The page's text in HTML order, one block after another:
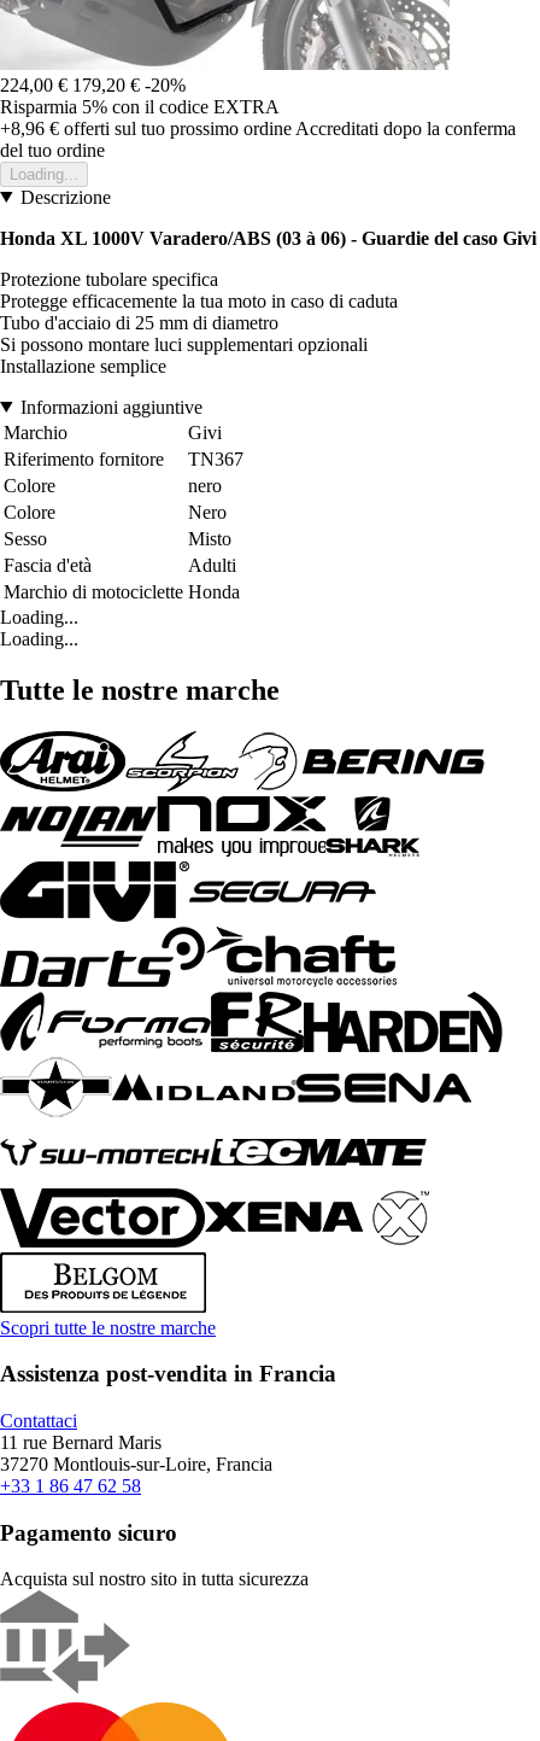
224,00 € 179,20 € -20%
Risparmia 5% con il codice EXTRA
+8,96 € offerti sul tuo prossimo ordine Accreditati dopo la conferma
del tuo ordine
Loading...
Descrizione
Honda XL 1000V Varadero/ABS (03 à 06) - Guardie del caso Givi
Protezione tubolare specifica
Protegge efficacemente la tua moto in caso di caduta
Tubo d'acciaio di 25 mm di diametro
Si possono montare luci supplementari opzionali
Installazione semplice
Informazioni aggiuntive
Marchio
Givi
Riferimento fornitore
TN367
Colore
nero
Colore
Nero
Sesso
Misto
Fascia d'età
Adulti
Marchio di motociclette Honda
Loading...
Loading...
Tutte le nostre marche
Scopri tutte le nostre marche
Assistenza post-vendita in Francia
Contattaci
11 rue Bernard Maris
37270 Montlouis-sur-Loire, Francia
+33 1 86 47 62 58
Pagamento sicuro
Acquista sul nostro sito in tutta sicurezza